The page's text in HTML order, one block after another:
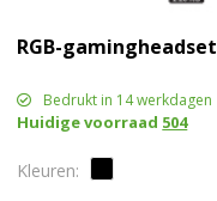
RGB-gamingheadset
Bedrukt in 14 werkdagen
Huidige voorraad 504